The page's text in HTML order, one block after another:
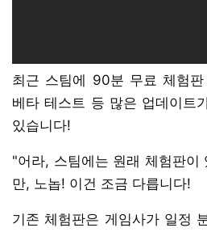
최근 스팀에 90분 무료 체험
베타 테스트 등 많은 업데이트
있습니다!
"어라, 스팀에는 원래 체험판이
만, 노놉! 이건 조금 다릅니다!
기존 체험판은 게임사가 일정